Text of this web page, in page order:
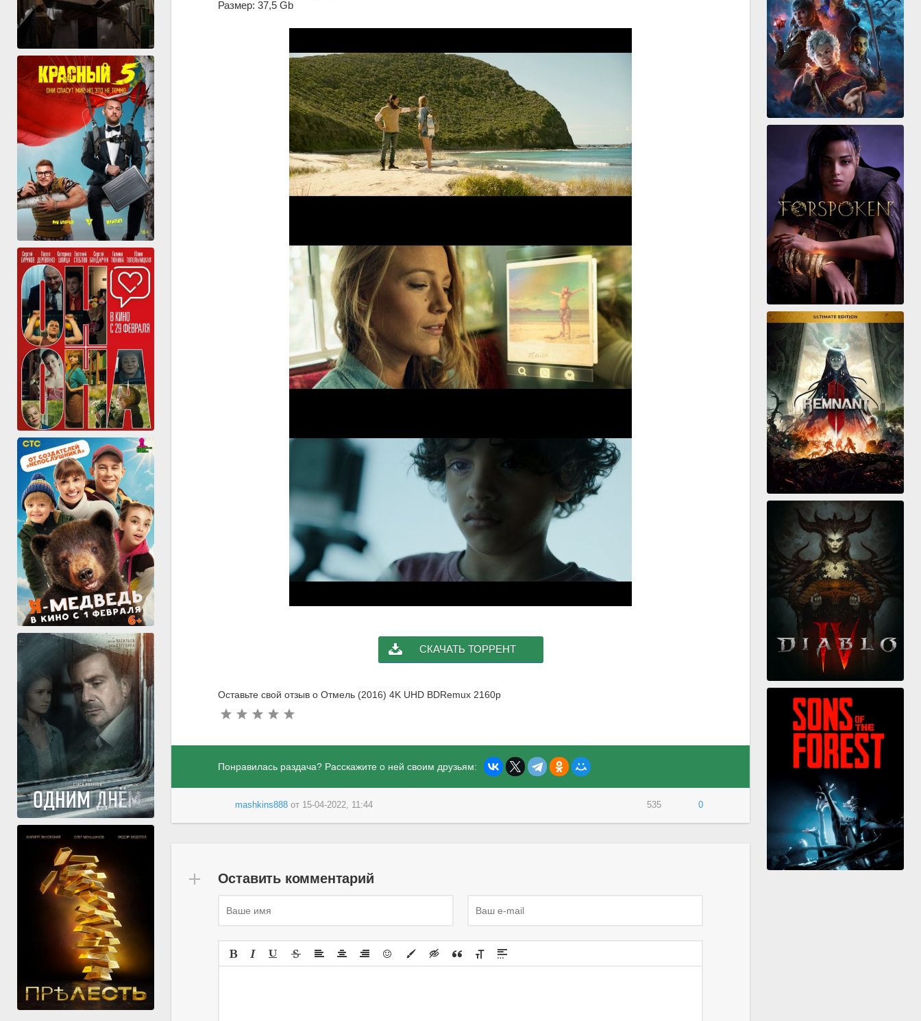
Размер: 37,5 Gb
СКАЧАТЬ ТОРРЕНТ
Оставьте свой отзыв о Отмель (2016) 4K UHD BDRemux 2160p
Понравилась раздача? Расскажите о ней своим друзьям:
535 0
mashkins888от 15-04-2022, 11:44
Оставить комментарий